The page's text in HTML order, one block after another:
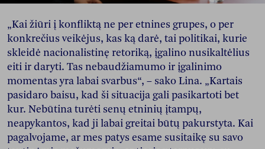
„Kai žiūri į konfliktą ne per etnines grupes, o per
konkrečius veikėjus, kas ką darė, tai politikai, kurie
skleidė nacionalistinę retoriką, įgalino nusikaltėlius
eiti ir daryti. Tas nebaudžiamumo ir įgalinimo
momentas yra labai svarbus“, – sako Lina. „Kartais
pasidaro baisu, kad ši situacija gali pasikartoti bet
kur. Nebūtina turėti senų etninių įtampų,
neapykantos, kad ji labai greitai būtų pakurstyta. Kai
pagalvojame, ar mes patys esame susitaikę su savo